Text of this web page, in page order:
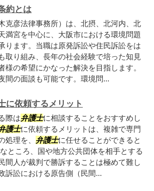
約とは
克彦法律事務所）は、北摂、北河内、北
満宮を中心に、大阪市における環境問題
ります。当職は原発訴訟や住民訴訟をは
取り組み、長年の社会経験で培った知見
様の希望にかなった解決を目指します。
間の面談も可能です。環境問...
に依頼するメリット
際は弁護士に相談することをおすすめし
護士に依頼するメリットは、複雑で専門
処理を、 弁護士に任せることができると
ところ、国や地方公共団体を相手とする
間人が裁判で勝訴することは極めて難し
訴訟における原告側（民間...